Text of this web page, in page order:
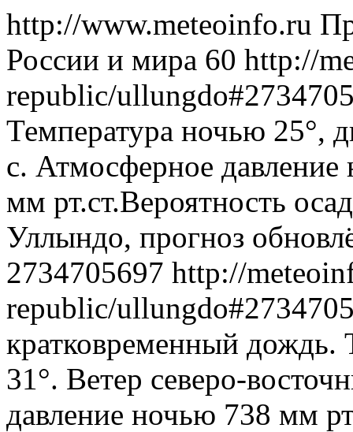
http://www.meteoinfo.ru
России и мира 60 http://
republic/
Температура ночью 25°,
с. Атмосферное
мм рт.ст.Вероятность
Уллындо, прогноз
2734705697 http://
republic/
кратковременный дождь.
31°. Ветер северо-
давление ночью 738 мм